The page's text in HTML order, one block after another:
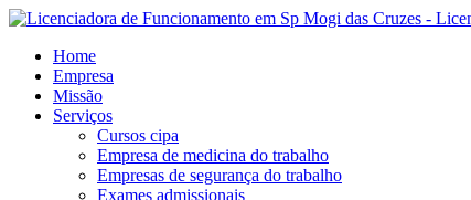
Home
Empresa
Missão
Serviços
Cursos cipa
Empresa de medicina do trabalho
Empresas de segurança do trabalho
Exames admissionais